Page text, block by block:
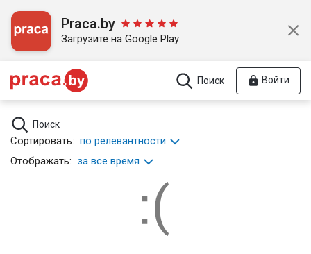
Praca.by
Загрузите на Google Play
Поиск Войти
Поиск
Сортировать: по релевантности
Отображать: за все время